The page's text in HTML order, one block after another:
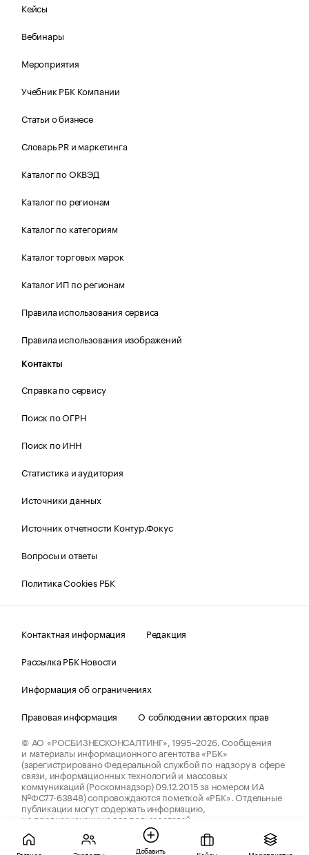
Кейсы
Вебинары
Мероприятия
Учебник РБК Компании
Статьи о бизнесе
Словарь PR и маркетинга
Каталог по ОКВЭД
Каталог по регионам
Каталог по категориям
Каталог торговых марок
Каталог ИП по регионам
Правила использования сервиса
Правила использования изображений
Контакты
Справка по сервису
Поиск по ОГРН
Поиск по ИНН
Статистика и аудитория
Источники данных
Источник отчетности Контур.Фокус
Вопросы и ответы
Политика Cookies РБК
Контактная информация
Редакция
Рассылка РБК Новости
Информация об ограничениях
Правовая информация
О соблюдении авторских прав
© АО «РОСБИЗНЕСКОНСАЛТИНГ»,1995–2026.Сообщения
и материалы информационного агентства «РБК»
(зарегистрировано Федеральной службой по надзору в сфере
связи, информационных технологий и массовых
коммуникаций (Роскомнадзор) 09.12.2015 за номером ИА
№ФС77-63848) сопровождаются пометкой «РБК». Отдельные
публикации могут содержать информацию,
не предназначенную для пользователей
до 18 лет.
companycardsfeedback@rbc.ru
Добавить